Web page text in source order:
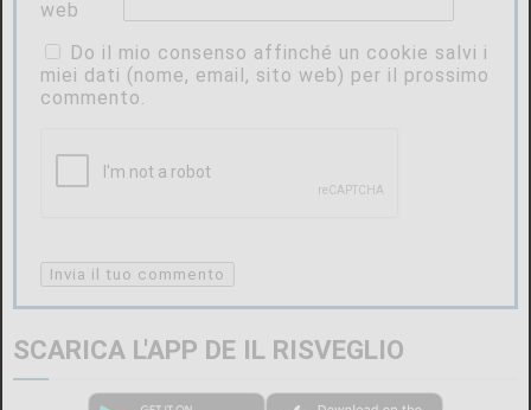
web
Do il mio consenso affinché un cookie salvi i
miei dati (nome, email, sito web) per il prossimo
commento.
SCARICA L'APP DE IL RISVEGLIO